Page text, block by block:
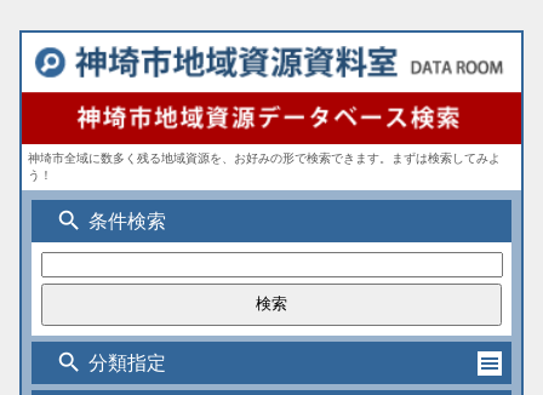
神埼市全域に数多く残る地域資源を、お好みの形で検索できます。まずは検索してみよ
う！
search 条件検索
search 分類指定